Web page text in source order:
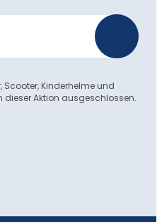
Scooter, Kinderhelme und
Aktion ausgeschlossen.